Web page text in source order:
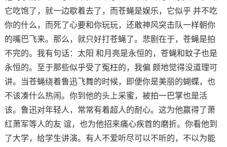
它吃饱了，就一边歇着去了，而苍蝇是娱乐，它似乎 并不吃
你的什么，而死了心要和你玩玩，还敢神风突击队一样朝你
的嘴巴飞来。那么，就只好打苍蝇了。悲剧在于，苍蝇是拍
不完的。我有句话：太阳 和月亮是永恒的，苍蝇和蚊子也是
永恒的。至于那些似乎受了冤枉的，我偏 颇地觉得没道理可
讲。当苍蝇绕着鲁迅飞舞的时候，即便你是美丽的蝴蝶，也
不该凑什么热闹。你到他的头上采蜜，被拍一巴掌也是活
该。鲁迅对年轻人，常常有着超人的耐心。这为他赢得了萧
红萧军等人的友 谊，也为他招来痛心疾首的磨折。你看他到
了大学，给学生讲演。有人不爱听尽可以不听的，不以为能